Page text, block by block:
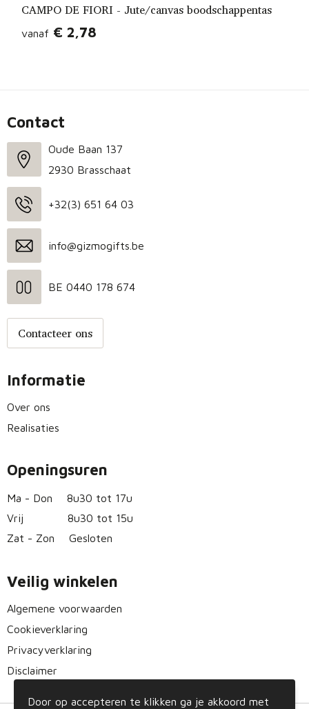
CAMPO DE FIORI - Jute/canvas boodschappentas
vanaf € 2,78
Contact
Oude Baan 137
2930 Brasschaat
+32(3) 651 64 03
info@gizmogifts.be
BE 0440 178 674
Contacteer ons
Informatie
Over ons
Realisaties
Openingsuren
Ma - Don
8u30 tot 17u
Vrij
8u30 tot 15u
Zat - Zon
Gesloten
Veilig winkelen
Algemene voorwaarden
Cookieverklaring
Privacyverklaring
Disclaimer
Door op accepteren te klikken ga je akkoord met